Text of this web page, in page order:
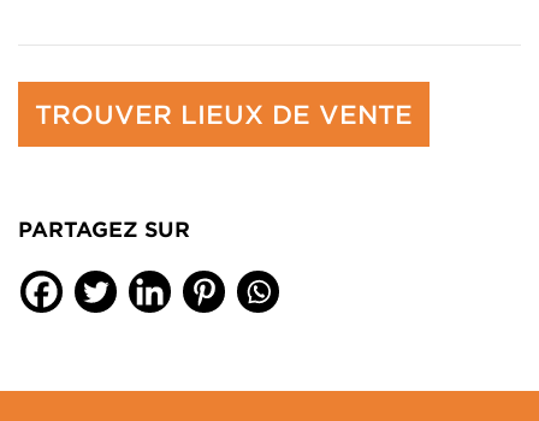
TROUVER LIEUX DE VENTE
PARTAGEZ SUR